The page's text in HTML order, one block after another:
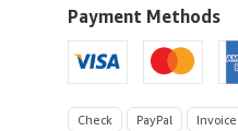
U.S.A.
Payment Methods
Check PayPal Invoice